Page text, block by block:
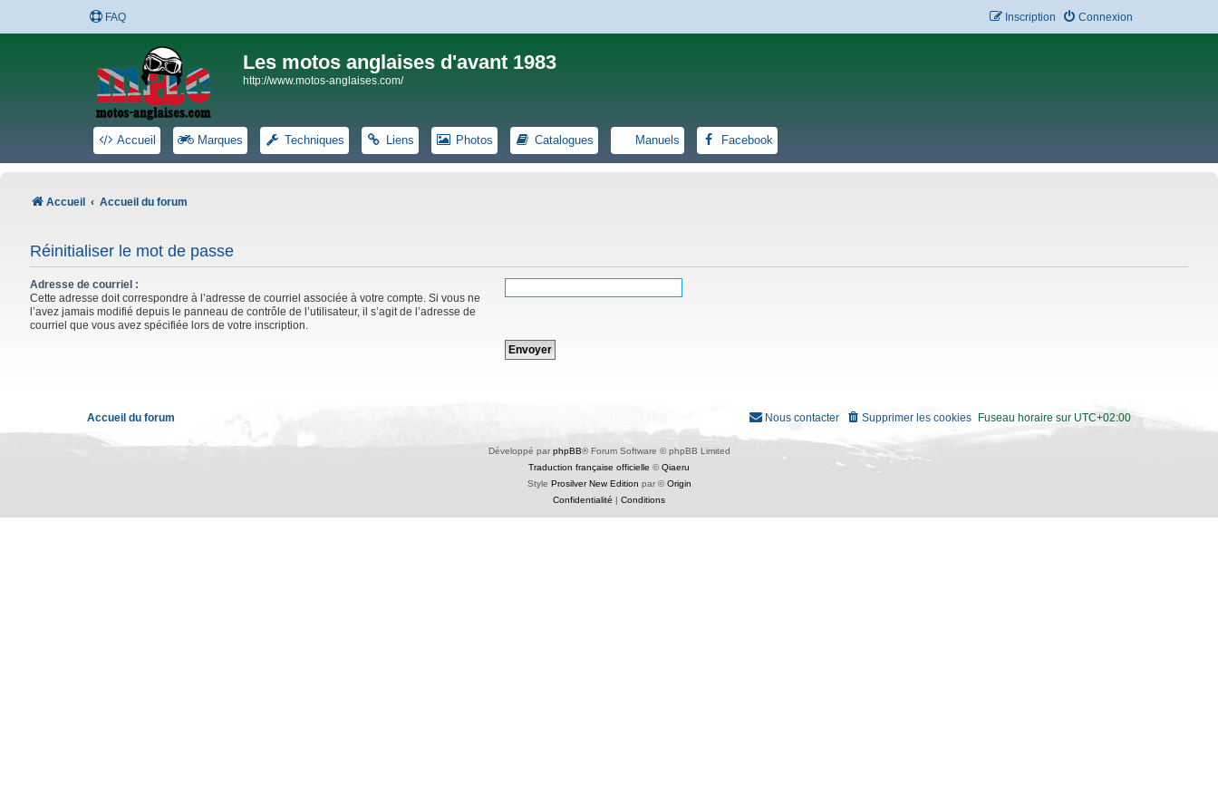
FAQ Connexion
Inscription
Les motos anglaises d'avant 1983
http://www.motos-anglaises.com/
Accueil Marques Techniques Liens Photos Catalogues Manuels Facebook
Accueil Accueil du forum
Réinitialiser le mot de passe
Adresse de courriel :
Cette adresse doit correspondre à l’adresse de courriel associée à votre compte. Si vous ne
l’avez jamais modifié depuis le panneau de contrôle de l’utilisateur, il s’agit de l’adresse de
courriel que vous avez spécifiée lors de votre inscription.
Accueil du forum Fuseau horaire sur UTC+02:00
Supprimer les cookies
Nous contacter
Développé par phpBB® Forum Software © phpBB Limited
Traduction française officielle ©Qiaeru
Style Prosilver New Edition par ©Origin
Confidentialité
Conditions